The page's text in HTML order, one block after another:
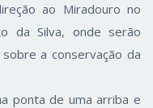
ao Miradouro no
da Silva, onde serão
a conservação da
ponta de uma arriba e